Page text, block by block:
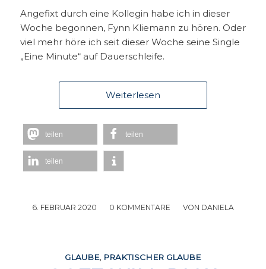
Angefixt durch eine Kollegin habe ich in dieser
Woche begonnen, Fynn Kliemann zu hören. Oder
viel mehr höre ich seit dieser Woche seine Single
„Eine Minute“ auf Dauerschleife.
Weiterlesen
teilen teilen
teilen
6. FEBRUAR 2020
/ 0 KOMMENTARE
/ VON DANIELA
GLAUBE, PRAKTISCHER GLAUBE